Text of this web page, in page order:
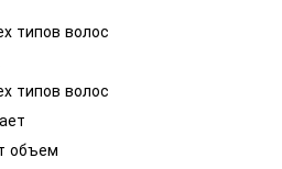
типов волос
типов волос
объем